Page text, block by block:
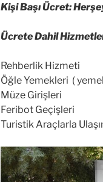
Kişi Başı Ücret:
Ücrete Dahil
Rehberlik Hizmeti
Öğle Yemekleri (
Müze Girişleri
Feribot Geçişleri
Turistik Araçlarla